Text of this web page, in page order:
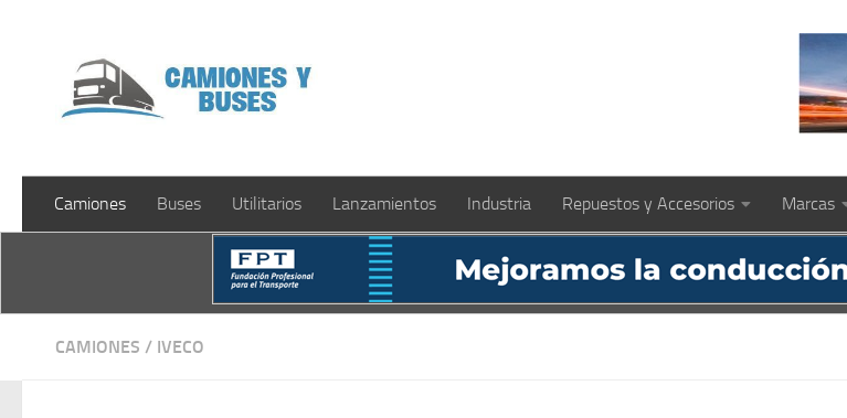
Camiones Buses Utilitarios Lanzamientos Industria Repuestos y Accesorios Marcas
CAMIONES / IVECO